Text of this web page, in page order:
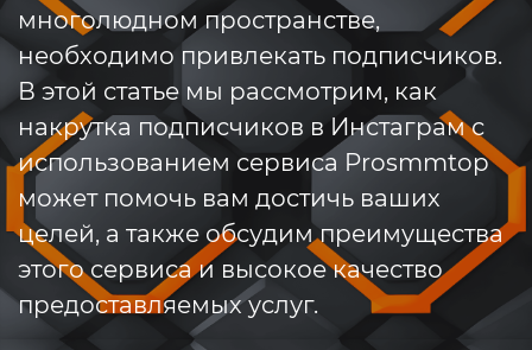
многолюдном пространстве,
необходимо привлекать подписчиков.
В этой статье мы рассмотрим, как
накрутка подписчиков в Инстаграм с
использованием сервиса Prosmmtop
может помочь вам достичь ваших
целей, а также обсудим преимущества
этого сервиса и высокое качество
предоставляемых услуг.